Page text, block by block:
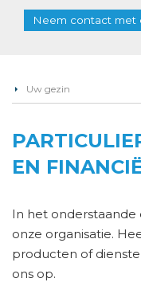
Neem contact met
Uw gezin
EN
In het
onze organisatie.
producten of
ons op.